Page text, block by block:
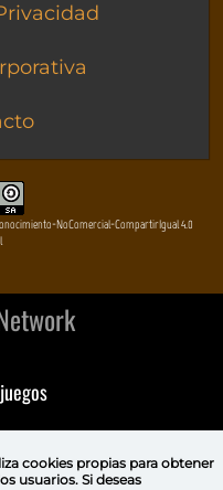
NoComercial-CompartirIgual 4.0
cookies propiaspara obtener
usuarios. Si deseas